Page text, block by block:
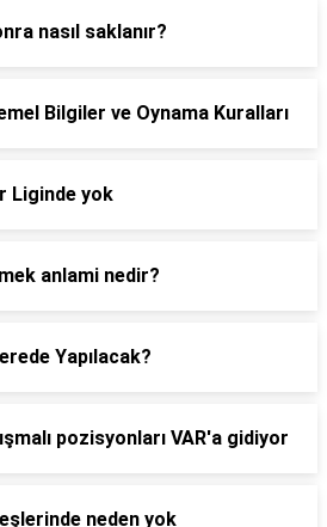
nasıl saklanır?
Bilgiler ve Oynama Kuralları
Liginde yok
anlami nedir?
Yapılacak?
pozisyonları VAR'a gidiyor
neden yok